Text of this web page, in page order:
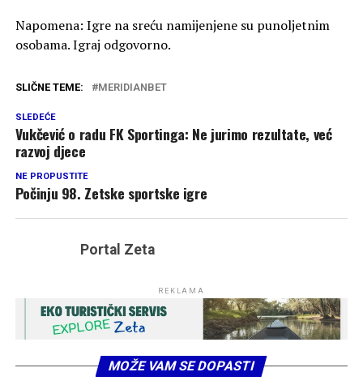
Napomena: Igre na sreću namijenjene su punoljetnim
osobama. Igraj odgovorno.
SLIČNE TEME: MERIDIANBET
SLEDEĆE
Vukčević o radu FK Sportinga: Ne jurimo rezultate, već
razvoj djece
NE PROPUSTITE
Počinju 98. Zetske sportske igre
Portal Zeta
REKLAMA
MOŽE VAM SE DOPASTI